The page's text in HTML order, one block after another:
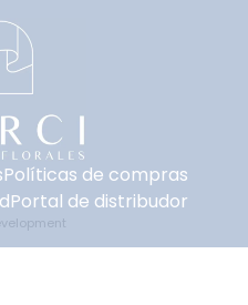
Políticas de compras
Portal de distribudor